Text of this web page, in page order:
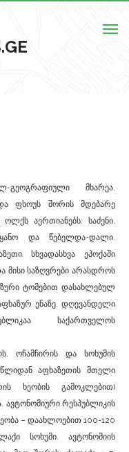
გეოგრაფიული მხარეა,
ფსოუს შორის მდებარე
აერთიანებს: საძენი,
და წებელდა-დალი.
სხვადასხვა ეპოქაში
მისი საზღვრები არასდროს
ტომებით დასახლებულ
ენაზე. დღევანდელი
საქართველოს
ოჩამჩირის და სოხუმის
წლიდან აფხაზეთის მთელი
ხეობის გამოკლებით)
ავტონომიური რესპუბლიკის
– დაახლოებით 100-120
სოხუმი. ავტონომიის